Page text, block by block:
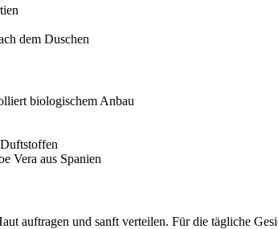
dem Duschen
biologischem Anbau
Vera aus Spanien
auftragen und sanft verteilen. Für die tägliche